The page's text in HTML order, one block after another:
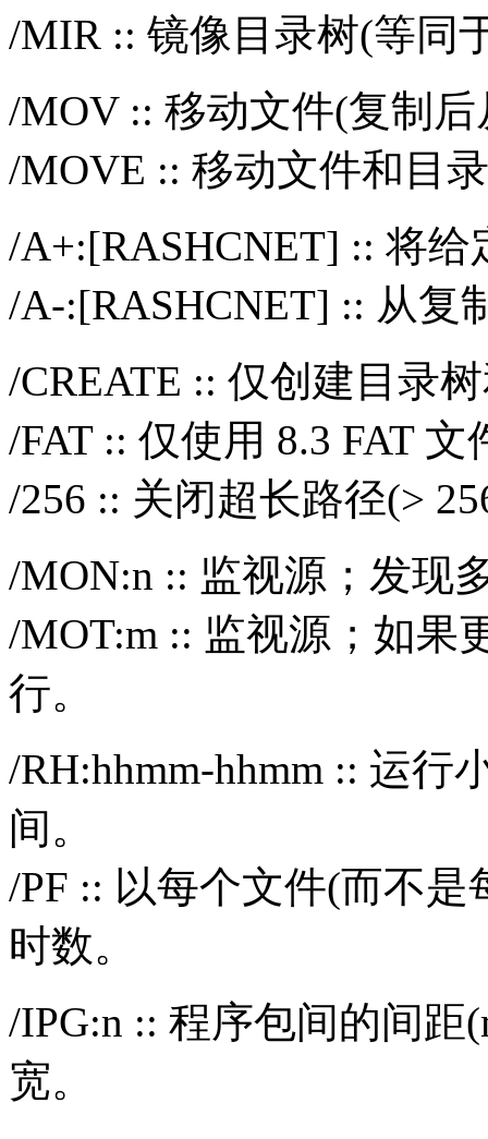
/MIR :: 镜像目录树(等同
/MOV :: 移动文件(复制
/MOVE :: 移动文件和目
/A+:[RASHCNET] :: 将
/A-:[RASHCNET] :: 从复
/CREATE :: 仅创建目录
/FAT :: 仅使用 8.3 FAT
/256 :: 关闭超长路径(>
/MON:n :: 监视源；发现
/MOT:m :: 监视源；如果
行。
/RH:hhmm-hhmm :: 运行
间。
/PF :: 以每个文件(而不
时数。
/IPG:n :: 程序包间的间距
宽。